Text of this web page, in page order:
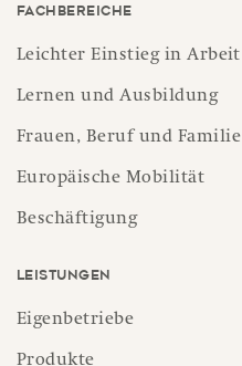
Fachbereiche
Leichter Einstieg in Arbeit
Lernen und Ausbildung
Frauen, Beruf und Familie
Europäische Mobilität
Beschäftigung
Leistungen
Eigenbetriebe
Produkte